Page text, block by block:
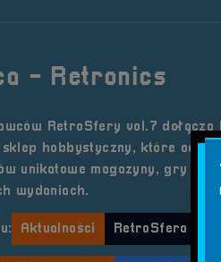
- Retronics
RetroSfery vol.7 dołącza
hobbystyczny, które od lat
unikatowe magazyny, gry i
wydaniach.
Aktualności RetroSfera vol.